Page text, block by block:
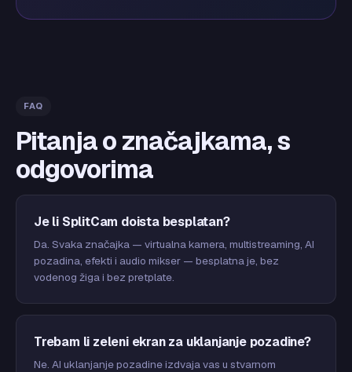
FAQ
Pitanja o značajkama, s
odgovorima
Je li SplitCam doista besplatan?
Da. Svaka značajka — virtualna kamera, multistreaming, AI
pozadina, efekti i audio mikser — besplatna je, bez
vodenog žiga i bez pretplate.
Trebam li zeleni ekran za uklanjanje pozadine?
Ne. AI uklanjanje pozadine izdvaja vas u stvarnom